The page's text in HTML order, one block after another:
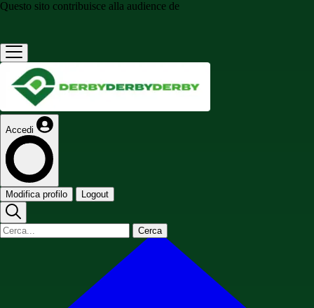
Questo sito contribuisce alla audience de
Accedi
Modifica profilo Logout
Cerca